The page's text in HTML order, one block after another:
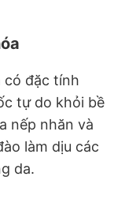
có đặc tính
tự do khỏi bề
nếp nhăn và
làm dịu các
da.